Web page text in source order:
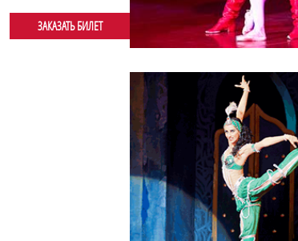
ЗАКАЗАТЬ БИЛЕТ